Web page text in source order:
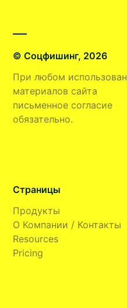
© Соцфишинг, 2026
При любом
материалов сайта
письменное согласие
обязательно.
Страницы
Продукты
О Компании / Контакты
Resources
Pricing